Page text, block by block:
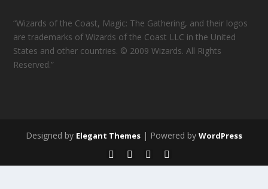
“Wizards of the Coast, Magic: The Gathering, and their logos
are trademarks of Wizards of the Coast LLC in the United
States and other countries. © 2009 Wizards. All Rights
Reserved.”
Designed by Elegant Themes | Powered by WordPress